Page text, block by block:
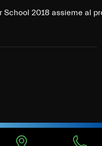
School 2018 assieme al